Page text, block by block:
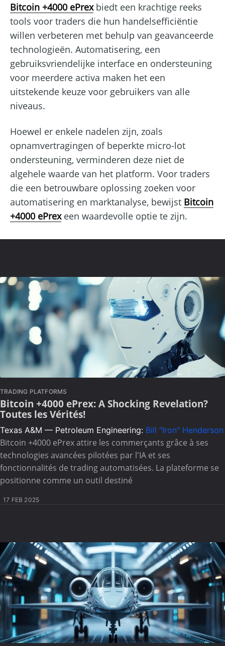
Bitcoin +4000 ePrexbiedt een krachtige reeks
tools voor traders die hun handelsefficiëntie
willen verbeteren met behulp van geavanceerde
technologieën. Automatisering, een
gebruiksvriendelijke interface en ondersteuning
voor meerdere activa maken het een
uitstekende keuze voor gebruikers van alle
niveaus.
Hoewel er enkele nadelen zijn, zoals
opnamvertragingen of beperkte micro-lot
ondersteuning, verminderen deze niet de
algehele waarde van het platform. Voor traders
die een betrouwbare oplossing zoeken voor
automatisering en marktanalyse, bewijst Bitcoin
+4000 ePrexeen waardevolle optie te zijn.
TRADING PLATFORMS
Bitcoin +4000 ePrex: A Shocking Revelation?
Toutes les Vérités!
Texas A&M — Petroleum Engineering: Bill "Iron" Henderson
Bitcoin +4000 ePrex attire les commerçants grâce à ses
technologies avancées pilotées par l'IA et ses
fonctionnalités de trading automatisées. La plateforme se
positionne comme un outil destiné
17 FEB 2025